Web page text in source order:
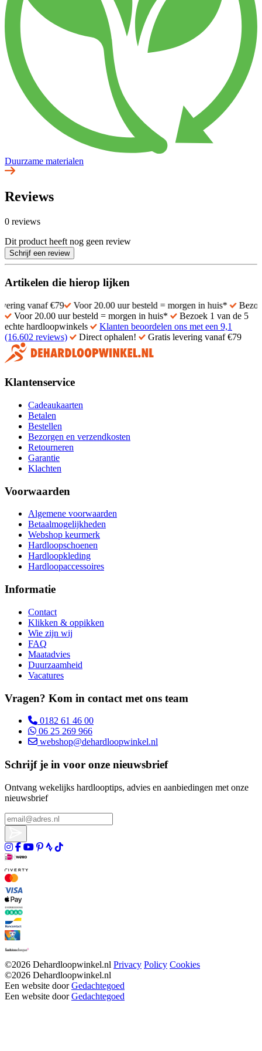
Duurzame materialen
Reviews
0 reviews
Dit product heeft nog geen review
Schrijf een review
Artikelen die hierop lijken
€79 Voor 20.00 uur besteld = morgen in huis*
Bezoek 1 van
Voor 20.00 uur besteld = morgen in huis*
Bezoek 1 van de 5
echte hardloopwinkels
Klanten beoordelen ons met een 9,1
(16.602 reviews)
Direct ophalen! Gratis levering vanaf €79
Klantenservice
Cadeaukaarten
Betalen
Bestellen
Bezorgen en verzendkosten
Retourneren
Garantie
Klachten
Voorwaarden
Algemene voorwaarden
Betaalmogelijkheden
Webshop keurmerk
Hardloopschoenen
Hardloopkleding
Hardloopaccessoires
Informatie
Contact
Klikken & oppikken
Wie zijn wij
FAQ
Maatadvies
Duurzaamheid
Vacatures
Vragen? Kom in contact met ons team
0182 61 46 00
06 25 269 966
webshop@dehardloopwinkel.nl
Schrijf je in voor onze nieuwsbrief
Ontvang wekelijks hardlooptips, advies en aanbiedingen met onze
nieuwsbrief
©2026 Dehardloopwinkel.nl Privacy Policy Cookies
©2026 Dehardloopwinkel.nl
Een website doorGedachtegoed
Een website doorGedachtegoed